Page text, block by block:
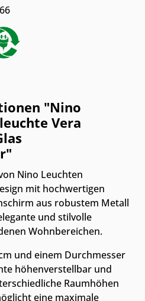
"Nino
Vera
Nino Leuchten
mit hochwertigen
aus robustem Metall
und stilvolle
Wohnbereichen.
und einem Durchmesser
höhenverstellbar und
Raumhöhen
eine maximale